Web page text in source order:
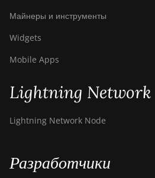
Майнеры и инструменты
Widgets
Mobile Apps
Lightning Network
Lightning Network Node
Разработчики